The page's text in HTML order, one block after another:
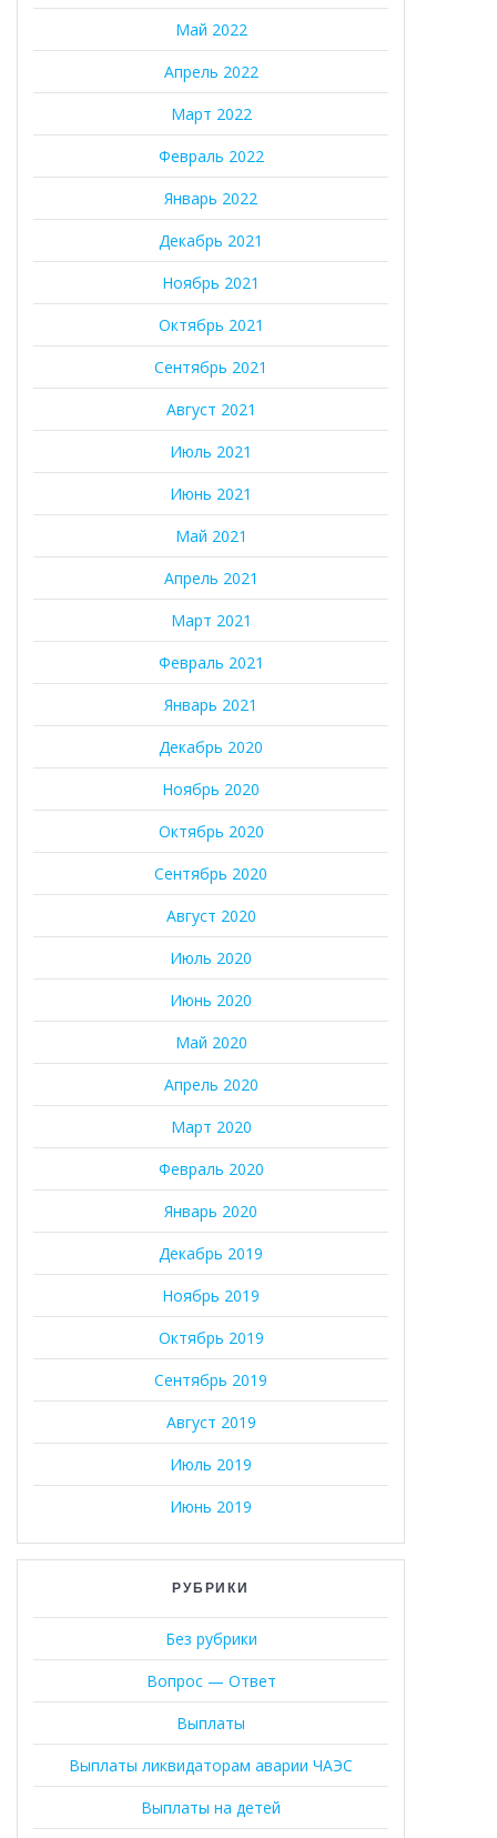
Май 2022
Апрель 2022
Март 2022
Февраль 2022
Январь 2022
Декабрь 2021
Ноябрь 2021
Октябрь 2021
Сентябрь 2021
Август 2021
Июль 2021
Июнь 2021
Май 2021
Апрель 2021
Март 2021
Февраль 2021
Январь 2021
Декабрь 2020
Ноябрь 2020
Октябрь 2020
Сентябрь 2020
Август 2020
Июль 2020
Июнь 2020
Май 2020
Апрель 2020
Март 2020
Февраль 2020
Январь 2020
Декабрь 2019
Ноябрь 2019
Октябрь 2019
Сентябрь 2019
Август 2019
Июль 2019
Июнь 2019
РУБРИКИ
Без рубрики
Вопрос — Ответ
Выплаты
Выплаты ликвидаторам аварии ЧАЭС
Выплаты на детей